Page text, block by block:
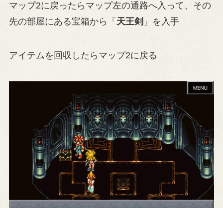
マップ2に戻ったらマップ左の通路へ入って、その
先の部屋にある宝箱から「 天王剣 」を入手
アイテムを回収したらマップ2に戻る